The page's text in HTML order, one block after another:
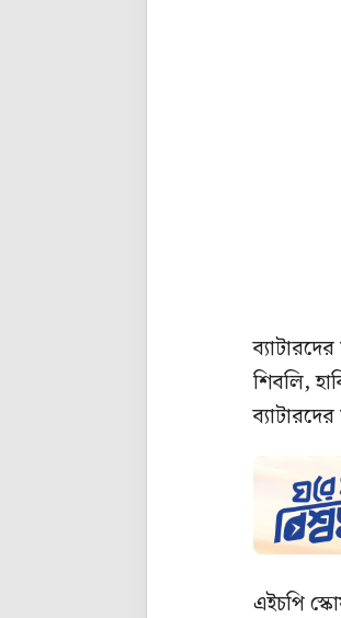
শিবলি,
এইচপি